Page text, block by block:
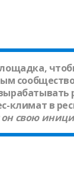
климат в
свою